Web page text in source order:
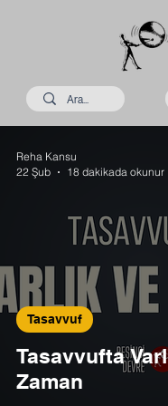
Tasavvufta
Zaman
Tasavvuf
Reha Kansu
22 Şub
18 dakikada okunur